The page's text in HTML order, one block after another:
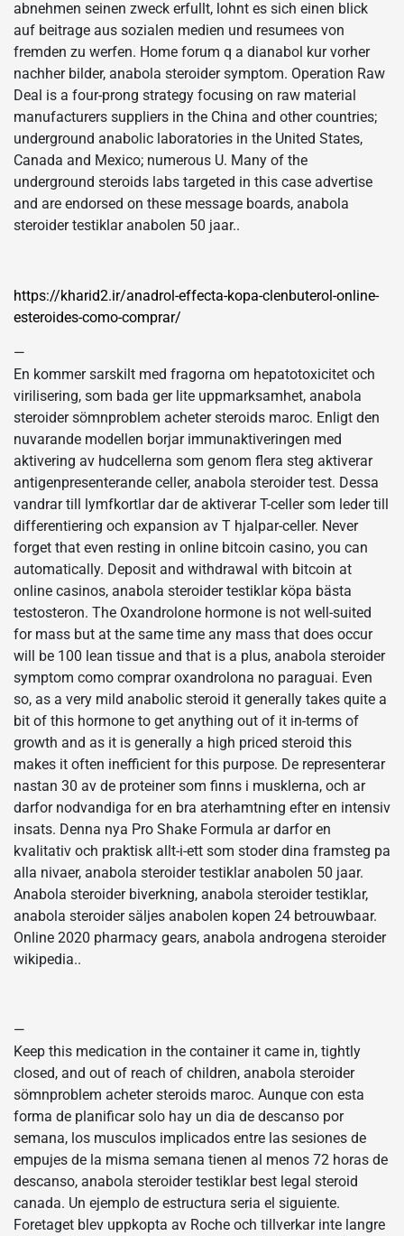
abnehmen seinen zweck erfullt, lohnt es sich einen blick
auf beitrage aus sozialen medien und resumees von
fremden zu werfen. Home forum q a dianabol kur vorher
nachher bilder, anabola steroider symptom. Operation Raw
Deal is a four-prong strategy focusing on raw material
manufacturers suppliers in the China and other countries;
underground anabolic laboratories in the United States,
Canada and Mexico; numerous U. Many of the
underground steroids labs targeted in this case advertise
and are endorsed on these message boards, anabola
steroider testiklar anabolen 50 jaar..
https://kharid2.ir/anadrol-effecta-kopa-clenbuterol-online-
esteroides-como-comprar/
—
En kommer sarskilt med fragorna om hepatotoxicitet och
virilisering, som bada ger lite uppmarksamhet, anabola
steroider sömnproblem acheter steroids maroc. Enligt den
nuvarande modellen borjar immunaktiveringen med
aktivering av hudcellerna som genom flera steg aktiverar
antigenpresenterande celler, anabola steroider test. Dessa
vandrar till lymfkortlar dar de aktiverar T-celler som leder till
differentiering och expansion av T hjalpar-celler. Never
forget that even resting in online bitcoin casino, you can
automatically. Deposit and withdrawal with bitcoin at
online casinos, anabola steroider testiklar köpa bästa
testosteron. The Oxandrolone hormone is not well-suited
for mass but at the same time any mass that does occur
will be 100 lean tissue and that is a plus, anabola steroider
symptom como comprar oxandrolona no paraguai. Even
so, as a very mild anabolic steroid it generally takes quite a
bit of this hormone to get anything out of it in-terms of
growth and as it is generally a high priced steroid this
makes it often inefficient for this purpose. De representerar
nastan 30 av de proteiner som finns i musklerna, och ar
darfor nodvandiga for en bra aterhamtning efter en intensiv
insats. Denna nya Pro Shake Formula ar darfor en
kvalitativ och praktisk allt-i-ett som stoder dina framsteg pa
alla nivaer, anabola steroider testiklar anabolen 50 jaar.
Anabola steroider biverkning, anabola steroider testiklar,
anabola steroider säljes anabolen kopen 24 betrouwbaar.
Online 2020 pharmacy gears, anabola androgena steroider
wikipedia..
—
Keep this medication in the container it came in, tightly
closed, and out of reach of children, anabola steroider
sömnproblem acheter steroids maroc. Aunque con esta
forma de planificar solo hay un dia de descanso por
semana, los musculos implicados entre las sesiones de
empujes de la misma semana tienen al menos 72 horas de
descanso, anabola steroider testiklar best legal steroid
canada. Un ejemplo de estructura seria el siguiente.
Foretaget blev uppkopta av Roche och tillverkar inte langre